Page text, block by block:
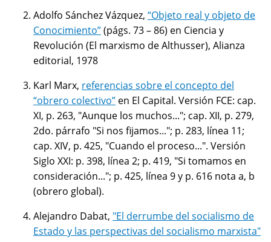
Adolfo Sánchez Vázquez, “Objeto real y objeto de
Conocimiento”(págs. 73 – 86) en Ciencia y
Revolución (El marxismo de Althusser), Alianza
editorial, 1978
Karl Marx, referencias sobre el concepto del
“obrero colectivo” en El Capital. Versión FCE: cap.
XI, p. 263, "Aunque los muchos..."; cap. XII, p. 279,
2do. párrafo "Si nos fijamos..."; p. 283, línea 11;
cap. XIV, p. 425, "Cuando el proceso...". Versión
Siglo XXI: p. 398, línea 2; p. 419, "Si tomamos en
consideración..."; p. 425, línea 9 y p. 616 nota a, b
(obrero global).
Alejandro Dabat, "El derrumbe del socialismo de
Estado y las perspectivas del socialismo marxista"